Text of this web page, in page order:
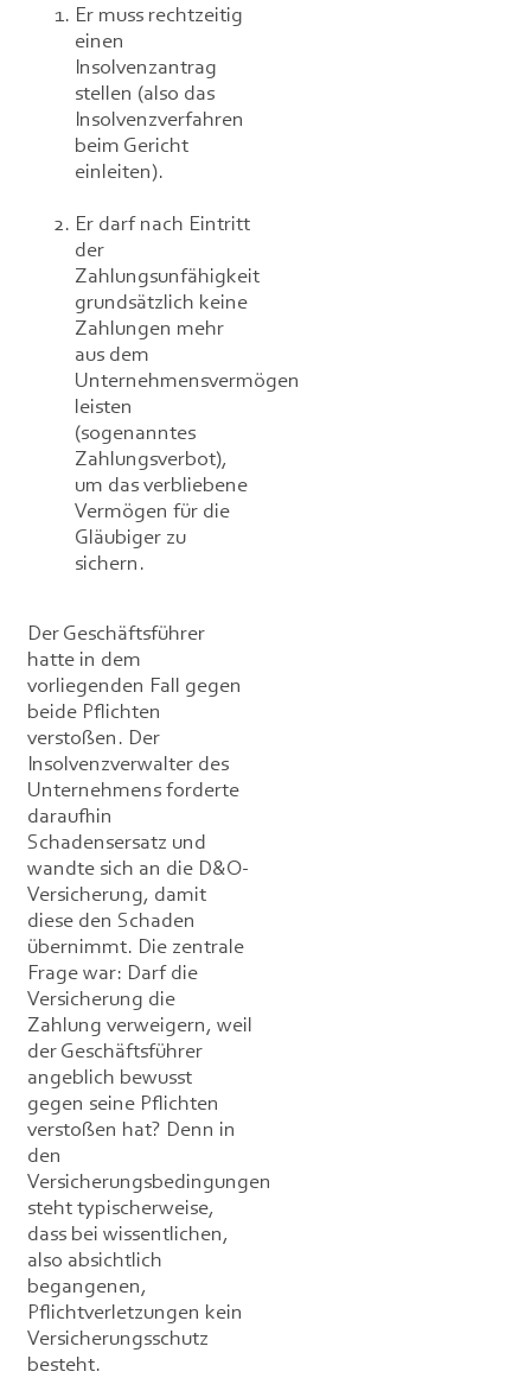
Er muss rechtzeitig
einen
Insolvenzantrag
stellen (also das
Insolvenzverfahren
beim Gericht
einleiten).
Er darf nach Eintritt
der
Zahlungsunfähigkeit
grundsätzlich keine
Zahlungen mehr
aus dem
Unternehmensvermögen
leisten
(sogenanntes
Zahlungsverbot),
um das verbliebene
Vermögen für die
Gläubiger zu
sichern.
Der Geschäftsführer
hatte in dem
vorliegenden Fall gegen
beide Pflichten
verstoßen. Der
Insolvenzverwalter des
Unternehmens forderte
daraufhin
Schadensersatz und
wandte sich an die D&O-
Versicherung, damit
diese den Schaden
übernimmt. Die zentrale
Frage war: Darf die
Versicherung die
Zahlung verweigern, weil
der Geschäftsführer
angeblich bewusst
gegen seine Pflichten
verstoßen hat? Denn in
den
Versicherungsbedingungen
steht typischerweise,
dass bei wissentlichen,
also absichtlich
begangenen,
Pflichtverletzungen kein
Versicherungsschutz
besteht.